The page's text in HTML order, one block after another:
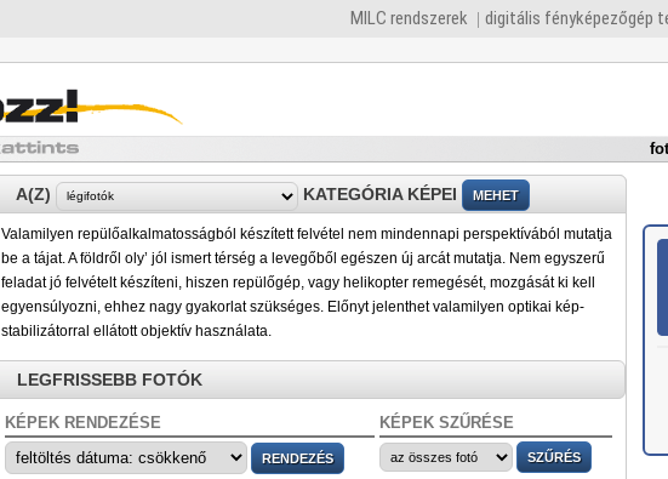
MILC rendszerek digitális fényképezőgép
A(Z) KATEGÓRIA KÉPEI
Valamilyen repülőalkalmatosságból készített felvétel nem mindennapi perspektívából mutatja
be a tájat. A földről oly’ jól ismert térség a levegőből egészen új arcát mutatja. Nem egyszerű
feladat jó felvételt készíteni, hiszen repülőgép, vagy helikopter remegését, mozgását ki kell
egyensúlyozni, ehhez nagy gyakorlat szükséges. Előnyt jelenthet valamilyen optikai kép-
stabilizátorral ellátott objektív használata.
LEGFRISSEBB FOTÓK
KÉPEK RENDEZÉSE KÉPEK SZŰRÉSE